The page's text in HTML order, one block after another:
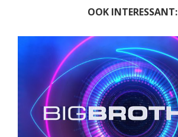
OOK INTERESSANT: